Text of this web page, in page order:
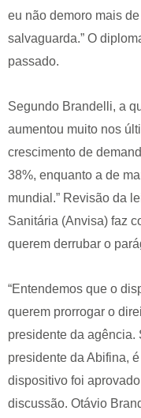
eu não demoro mais
salvaguarda.” O
passado.
Segundo Brandelli, a
aumentou muito nos
crescimento de
38%, enquanto a de
mundial.” Revisão da
Sanitária (Anvisa) faz
querem derrubar o
“Entendemos que o
querem prorrogar o
presidente da agência.
presidente da Abifina,
dispositivo foi
discussão. Otávio